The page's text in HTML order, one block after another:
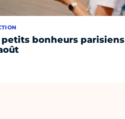
petits bonheurs parisiens